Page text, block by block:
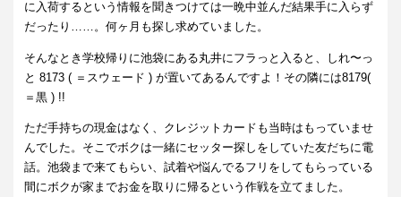
に入荷するという情報を聞きつけては一晩中並んだ結果手に入らず
だったり……。何ヶ月も探し求めていました。
そんなとき学校帰りに池袋にある丸井にフラっと入ると、しれ〜っ
と 8173 ( ＝スウェード ) が置いてあるんですよ！その隣には8179(
＝黒 ) !!
ただ手持ちの現金はなく、クレジットカードも当時はもっていませ
んでした。そこでボクは一緒にセッター探しをしていた友だちに電
話。池袋まで来てもらい、試着や悩んでるフリをしてもらっている
間にボクが家までお金を取りに帰るという作戦を立てました。